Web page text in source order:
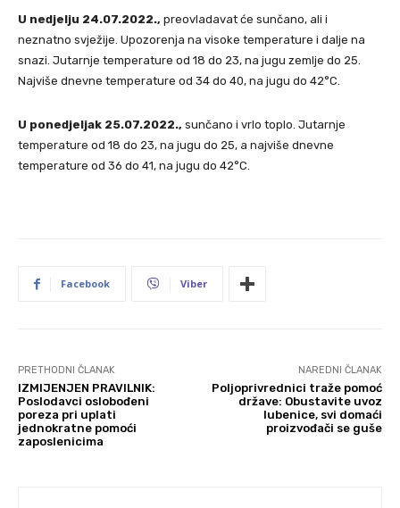
U nedjelju 24.07.2022., preovladavat će sunčano, ali i
neznatno svježije. Upozorenja na visoke temperature i dalje na
snazi. Jutarnje temperature od 18 do 23, na jugu zemlje do 25.
Najviše dnevne temperature od 34 do 40, na jugu do 42°C.
U ponedjeljak 25.07.2022., sunčano i vrlo toplo. Jutarnje
temperature od 18 do 23, na jugu do 25, a najviše dnevne
temperature od 36 do 41, na jugu do 42°C.
Facebook Viber
PRETHODNI ČLANAK
IZMIJENJEN PRAVILNIK:
Poslodavci oslobođeni
poreza pri uplati
jednokratne pomoći
zaposlenicima
NAREDNI ČLANAK
Poljoprivrednici traže pomoć
države: Obustavite uvoz
lubenice, svi domaći
proizvođači se guše